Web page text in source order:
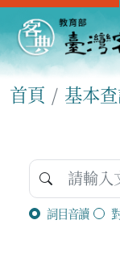
首頁 基本
詞目音讀